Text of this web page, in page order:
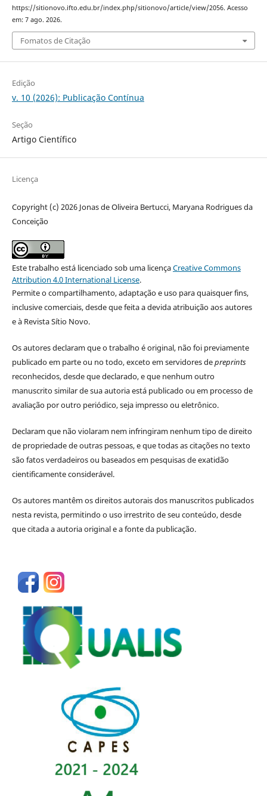
https://sitionovo.ifto.edu.br/index.php/sitionovo/article/view/2056. Acesso
em: 7 ago. 2026.
Fomatos de Citação
Edição
v. 10 (2026): Publicação Contínua
Seção
Artigo Científico
Licença
Copyright (c) 2026 Jonas de Oliveira Bertucci, Maryana Rodrigues da
Conceição
Este trabalho está licenciado sob uma licençaCreative Commons
Attribution 4.0 International License.
Permite o compartilhamento, adaptação e uso para quaisquer fins,
inclusive comerciais, desde que feita a devida atribuição aos autores
e à Revista Sítio Novo.
Os autores declaram que o trabalho é original, não foi previamente
publicado em parte ou no todo, exceto em servidores depreprints
reconhecidos, desde que declarado, e que nenhum outro
manuscrito similar de sua autoria está publicado ou em processo de
avaliação por outro periódico, seja impresso ou eletrônico.
Declaram que não violaram nem infringiram nenhum tipo de direito
de propriedade de outras pessoas, e que todas as citações no texto
são fatos verdadeiros ou baseados em pesquisas de exatidão
cientificamente considerável.
Os autores mantêm os direitos autorais dos manuscritos publicados
nesta revista, permitindo o uso irrestrito de seu conteúdo, desde
que citada a autoria original e a fonte da publicação.